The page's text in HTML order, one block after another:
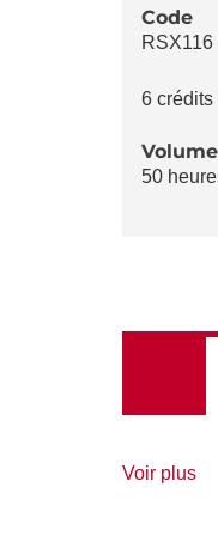
LA
Code
RSX116
6 crédits
50
Voir plusde